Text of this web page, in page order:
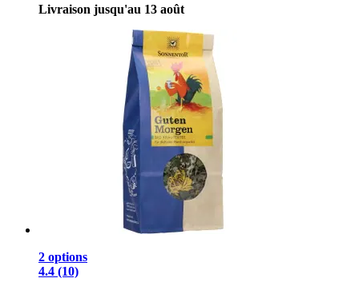
Livraison jusqu'au 13 août
2 options
4.4 (10)